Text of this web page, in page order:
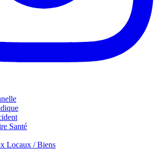
Santé
Locaux / Biens